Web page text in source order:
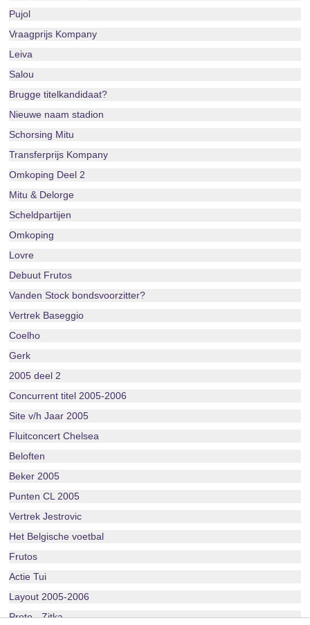
Pujol
Vraagprijs Kompany
Leiva
Salou
Brugge titelkandidaat?
Nieuwe naam stadion
Schorsing Mitu
Transferprijs Kompany
Omkoping Deel 2
Mitu & Delorge
Scheldpartijen
Omkoping
Lovre
Debuut Frutos
Vanden Stock bondsvoorzitter?
Vertrek Baseggio
Coelho
Gerk
2005 deel 2
Concurrent titel 2005-2006
Site v/h Jaar 2005
Fluitconcert Chelsea
Beloften
Beker 2005
Punten CL 2005
Vertrek Jestrovic
Het Belgische voetbal
Frutos
Actie Tui
Layout 2005-2006
Proto - Zitka